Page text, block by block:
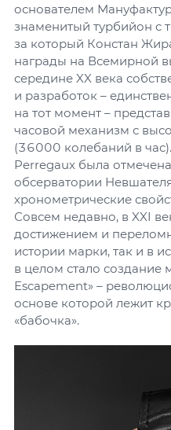
основателем
знаменитый турбийон с
за который Констан
награды на Всемирной
середине XX века
и разработок –
на тот момент –
часовой механизм с
(36000 колебаний в
Perregaux была
обсерватории
хронометрические
Совсем недавно, в XXI
достижением и
истории марки, так и в
в целом стало создание
Escapement» –
основе которой лежит
«бабочка».